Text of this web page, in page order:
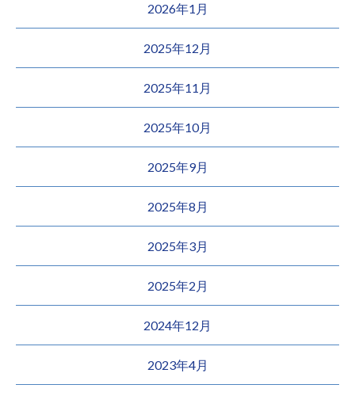
2026年1月
2025年12月
2025年11月
2025年10月
2025年9月
2025年8月
2025年3月
2025年2月
2024年12月
2023年4月